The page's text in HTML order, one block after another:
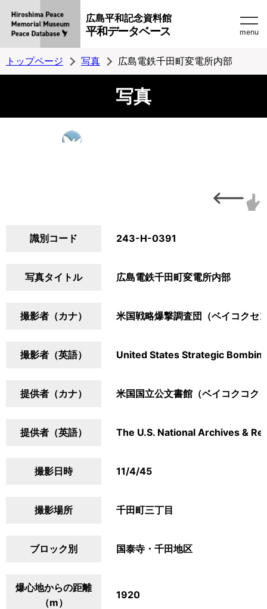
広島平和記念資料館
平和データベース menu
トップページ 写真 広島電鉄千田町変電所内部
写真
識別コード 243-H-0391
写真タイトル 広島電鉄千田町変電所内部
撮影者（カナ） 米国戦略爆撃調査団（ベイコクセ
撮影者（英語） United States Strategic
提供者（カナ） 米国国立公文書館（ベイコクコク
提供者（英語） The U.S. National Archives &
撮影日時 11/4/45
撮影場所 千田町三丁目
ブロック別 国泰寺・千田地区
爆心地からの距離
（m）
1920